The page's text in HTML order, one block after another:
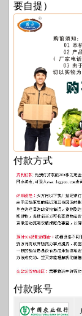
要自提）
付款方式
付款账号